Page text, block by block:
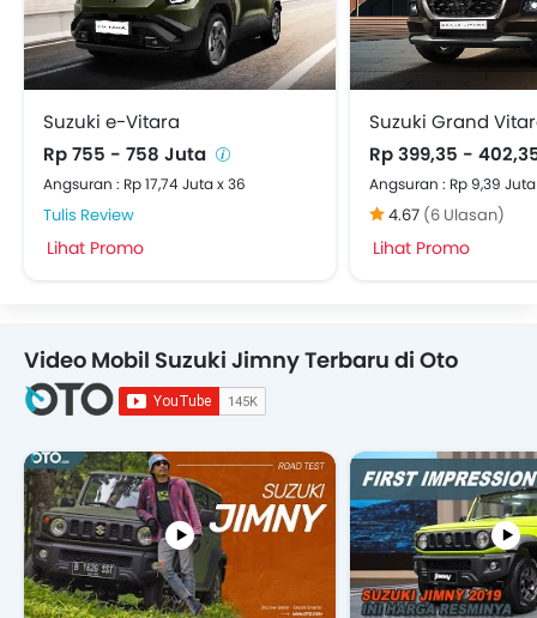
Suzuki e-Vitara
Rp 755 - 758 Juta
Angsuran : Rp 17,74 Juta x 36
Tulis Review
Lihat Promo
Suzuki Grand
Rp 399,35 -
Angsuran : Rp 9,39
4.67 (6 Ulasan)
Lihat Promo
Video Mobil Suzuki Jimny Terbaru di Oto